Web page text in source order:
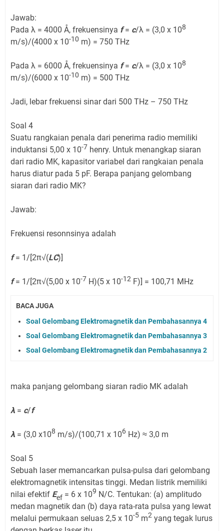
Jawab:
Pada λ = 4000 Å, frekuensinya f= c/λ = (3,0 x 108
m/s)/(4000 x 10-10 m) = 750 THz
Pada λ = 6000 Å, frekuensinya f= c/λ = (3,0 x 108
m/s)/(6000 x 10-10 m) = 500 THz
Jadi, lebar frekuensi sinar dari 500 THz – 750 THz
Soal 4
Suatu rangkaian penala dari penerima radio memiliki
induktansi 5,00 x 10-7 henry. Untuk menangkap siaran
dari radio MK, kapasitor variabel dari rangkaian penala
harus diatur pada 5 pF. Berapa panjang gelombang
siaran dari radio MK?
Jawab:
Frekuensi resonnsinya adalah
f= 1/[2π√(LC)]
f= 1/[2π√(5,00 x 10-7 H)(5 x 10-12 F)] = 100,71 MHz
BACA JUGA
Soal Gelombang Elektromagnetik dan Pembahasannya 4
Soal Gelombang Elektromagnetik dan Pembahasannya 3
Soal Gelombang Elektromagnetik dan Pembahasannya 2
maka panjang gelombang siaran radio MK adalah
λ = c/f
λ = (3,0 x108 m/s)/(100,71 x 106 Hz) ≈ 3,0 m
Soal 5
Sebuah laser memancarkan pulsa-pulsa dari gelombang
elektromagnetik intensitas tinggi. Medan listrik memiliki
nilai efektif Eef = 6 x 109 N/C. Tentukan: (a) amplitudo
medan magnetik dan (b) daya rata-rata pulsa yang lewat
melalui permukaan seluas 2,5 x 10-5 m2 yang tegak lurus